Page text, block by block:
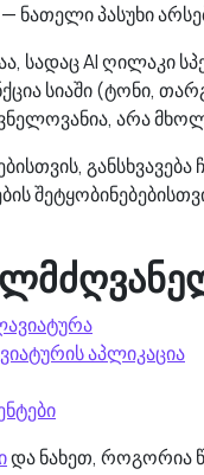
ნათელი პასუხი
სადაც AI ღილაკი
სიაში (ტონი,
არა
აპლიკაცია
და ნახეთ, როგორია